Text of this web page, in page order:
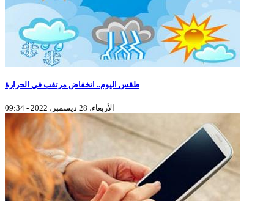
طقس اليوم.. انخفاض مرتقب في الحرارة
الأربعاء، 28 ديسمبر، 2022 - 09:34